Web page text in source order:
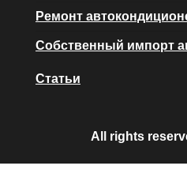
Ремонт
Собственный импорт
Статьи
All rights